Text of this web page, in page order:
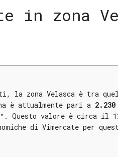
in zona
la zona Velasca è tra
è attualmente pari a 2.230
. Questo valore è circa il
di Vimercate per